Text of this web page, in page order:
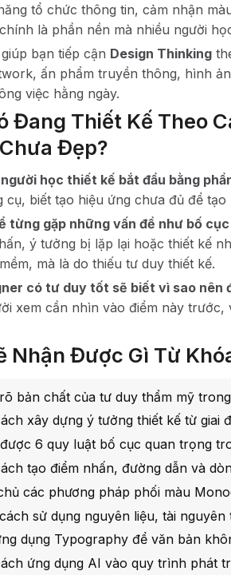
tổ chức thông tin, cảm nhận
là phần nền mà nhiều người
bạn tiếp cận Design Thinking
ấn phẩm truyền thông, hình
việc hằng ngày.
Đang Thiết Kế Theo
Đẹp?
học thiết kế bắt đầu bằng
cụ, biết tạo hiệu ứng chưa đủ để
từng gặp những vấn đề như bố
ý tưởng bị lặp lại hoặc thiết kế
mà là do thiếu tư duy thiết kế.
có tư duy tốt sẽ biết vì sao nên
xem cần nhìn vào điểm này
Nhận Được Gì Từ
bản chất của tư duy thẩm mỹ
xây dựng ý tưởng thiết kế từ giai
6 quy luật bố cục quan trọng
tạo điểm nhấn, đường dẫn và
các phương pháp phối màu
sử dụng nguyên liệu, tài
dụng Typography để văn bản
ứng dụng AI vào quy trình phát